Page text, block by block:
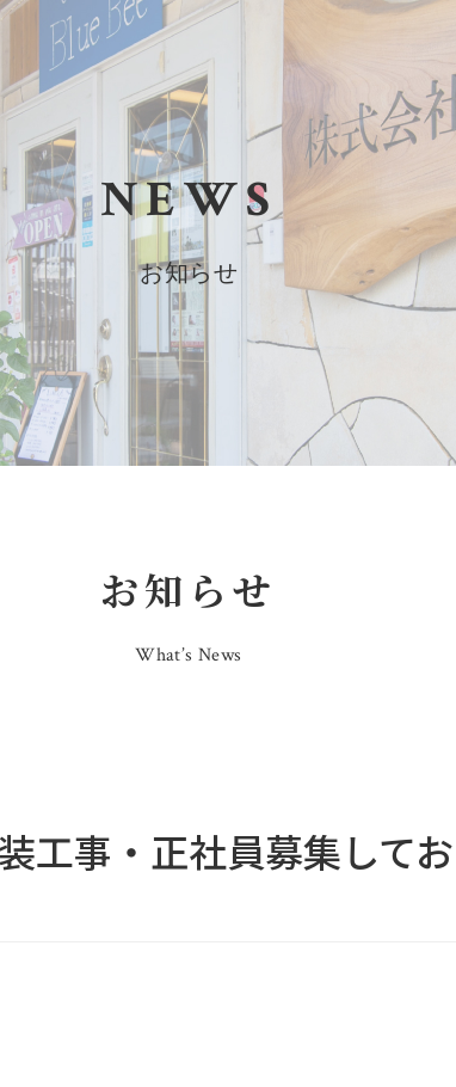
NEWS
お知らせ
お知らせ
What’s News
事・正社員募集してお